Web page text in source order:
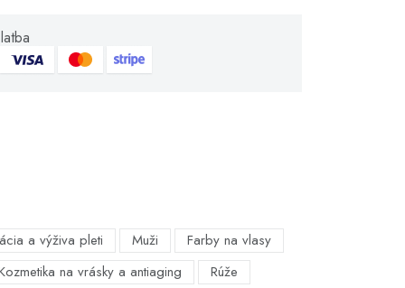
a výživa pleti Muži
Farby na vlasy
na vrásky a antiaging
Rúže